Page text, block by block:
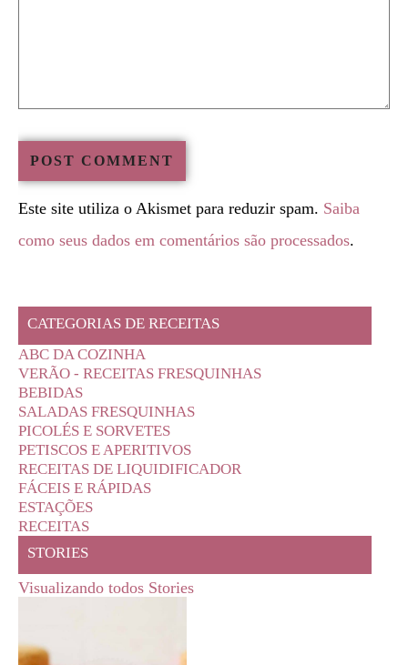
Este site utiliza o Akismet para reduzir spam. Saiba
como seus dados em comentários são processados.
CATEGORIAS DE RECEITAS
ABC DA COZINHA
VERÃO - RECEITAS FRESQUINHAS
BEBIDAS
SALADAS FRESQUINHAS
PICOLÉS E SORVETES
PETISCOS E APERITIVOS
RECEITAS DE LIQUIDIFICADOR
FÁCEIS E RÁPIDAS
ESTAÇÕES
RECEITAS
STORIES
Visualizando todos Stories